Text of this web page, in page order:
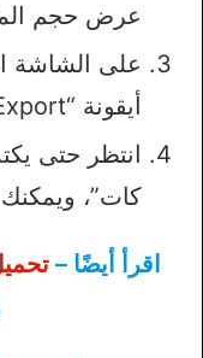
عرض حجم
على الشاشة
أيقونة “Export” لتصدير مشروعك.
انتظر حتى
كات”،
اقرأ أيضًا –